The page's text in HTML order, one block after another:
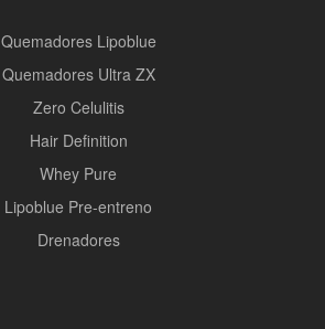
Quemadores Lipoblue
Quemadores Ultra ZX
Zero Celulitis
Hair Definition
Whey Pure
Lipoblue Pre-entreno
Drenadores